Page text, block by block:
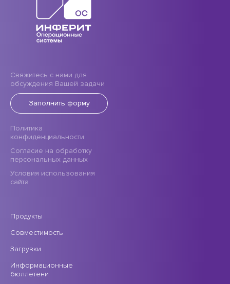
Свяжитесь с нами для
обсуждения Вашей задачи
Заполнить форму
Политика
конфиденциальности
Согласие на обработку
персональных данных
Условия использования
сайта
Продукты
Совместимость
Загрузки
Информационные
бюллетени